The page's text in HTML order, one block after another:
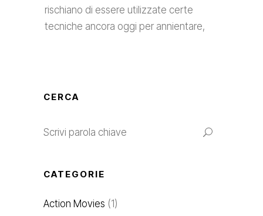
rischiano di essere utilizzate certe
tecniche ancora oggi per annientare,
CERCA
CATEGORIE
Action Movies (1)